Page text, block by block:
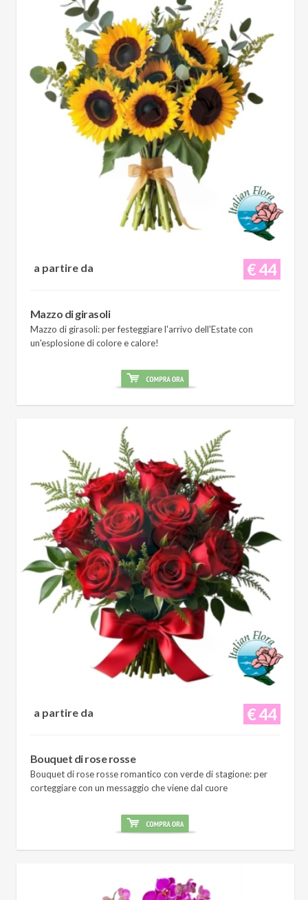
€ 44
a partire da
Mazzo di girasoli
Mazzo di girasoli: per festeggiare l'arrivo dell'Estate con
un'esplosione di colore e calore!
€ 44
a partire da
Bouquet di rose rosse
Bouquet di rose rosse romantico con verde di stagione: per
corteggiare con un messaggio che viene dal cuore